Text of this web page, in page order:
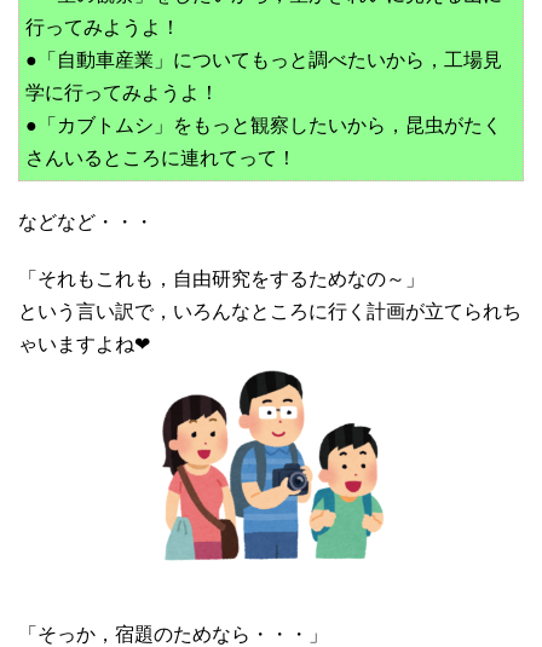
行ってみようよ！
●「自動車産業」についてもっと調べたいから，工場見
学に行ってみようよ！
●「カブトムシ」をもっと観察したいから，昆虫がたく
さんいるところに連れてって！
などなど・・・
「それもこれも，自由研究をするためなの～」
という言い訳で，いろんなところに行く計画が立てられち
ゃいますよね❤
「そっか，宿題のためなら・・・」